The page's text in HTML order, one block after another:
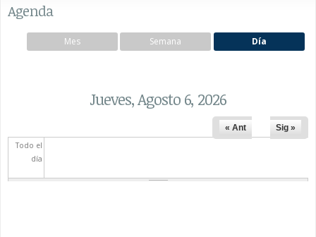
Agenda
Mes Semana Día
Jueves, Agosto 6, 2026
« Ant
Sig »
Todo el
día